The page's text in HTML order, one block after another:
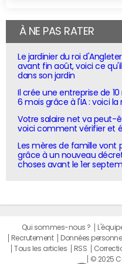
À NE PAS RATER
Le jardinier du roi
avant fin août, voici ce
dans son jardin
Il crée une entreprise de
6 mois grâce à l'IA : voici
Votre salaire net va peut-
voici comment vérifier et
Les mères de famille
grâce à un nouveau
choses avant le 1er
Qui sommes-nous ?
Recrutement
Données
Tous les articles
RSS
© 2025